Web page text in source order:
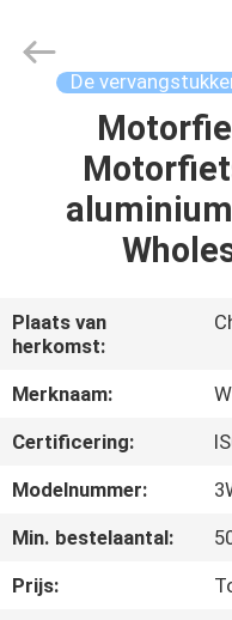
PRODUCTEN
OVER
ONS
Spare
Parts
De
Plaats van
herkomst:
Merknaam:
Certificering:
Modelnummer:
Min. bestelaantal:
Prijs: